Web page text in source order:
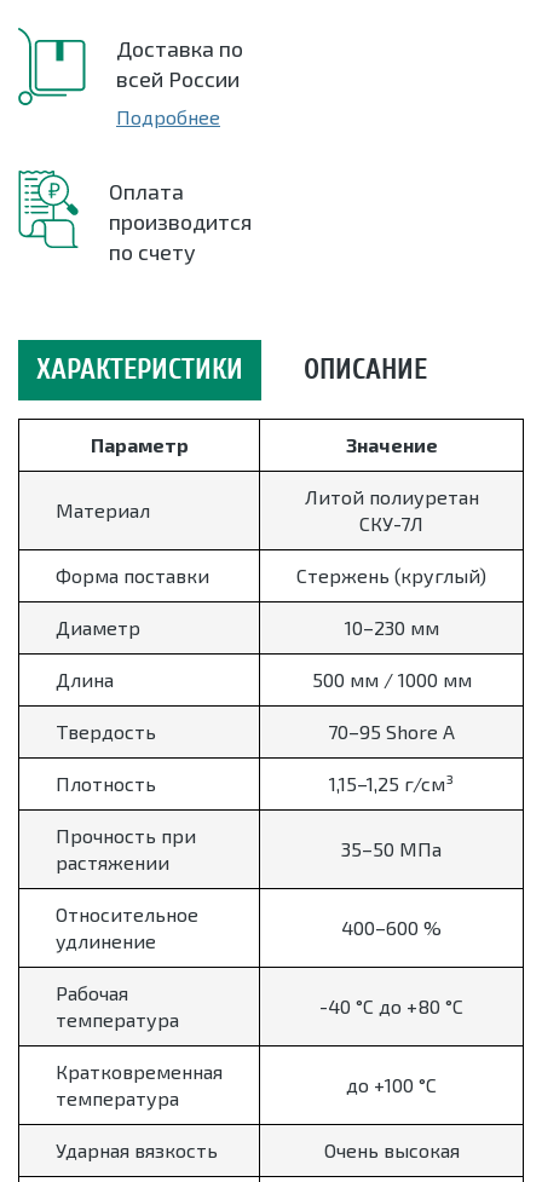
Доставка по
всей России
Подробнее
Оплата
производится
по счету
ХАРАКТЕРИСТИКИ ОПИСАНИЕ
Параметр Значение
Материал
Литой полиуретан
СКУ-7Л
Форма поставки Стержень (круглый)
Диаметр 10–230 мм
Длина 500 мм / 1000 мм
Твердость 70–95 Shore A
Плотность 1,15–1,25 г/см³
Прочность при
растяжении
35–50 МПа
Относительное
удлинение
400–600 %
Рабочая
температура
-40 °C до +80 °C
Кратковременная
температура
до +100 °C
Ударная вязкость Очень высокая